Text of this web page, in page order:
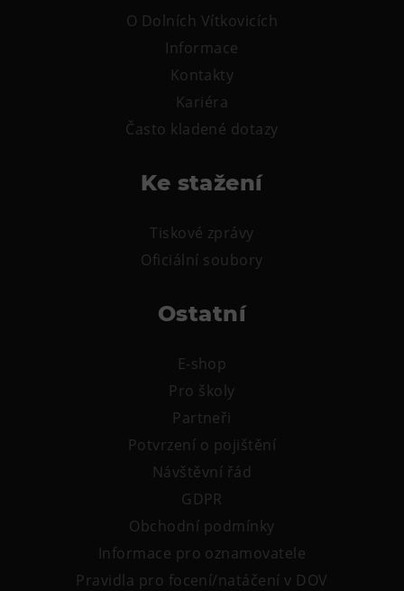
Tematické dárkové poukazy
Výjezdní akce
O Dolních Vítkovicích
Informace
Kontakty
Kariéra
Často kladené dotazy
Ke stažení
Tiskové zprávy
Oficiální soubory
Ostatní
E-shop
Pro školy
Partneři
Potvrzení o pojištění
Návštěvní řád
GDPR
Obchodní podmínky
Informace pro oznamovatele
Pravidla pro focení/natáčení v DOV